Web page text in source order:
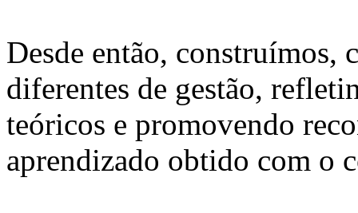
Desde então, construímos,
diferentes de gestão,
teóricos e promovendo
aprendizado obtido com o